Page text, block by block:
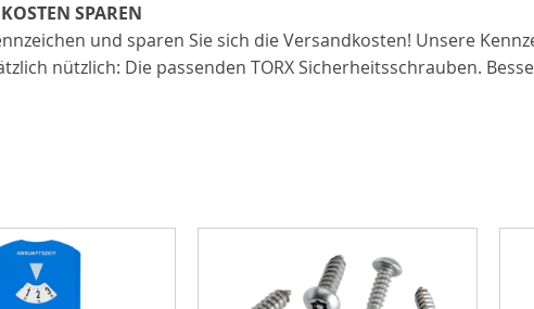
SPAREN
und sparen Sie sich die Versandkosten! Unsere
nützlich: Die passenden TORX Sicherheitsschrauben.